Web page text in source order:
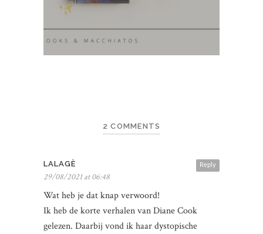
2 COMMENTS
Reply
LALAGÈ
29/08/2021 at 06:48
Wat heb je dat knap verwoord!
Ik heb de korte verhalen van Diane Cook
gelezen. Daarbij vond ik haar dystopische